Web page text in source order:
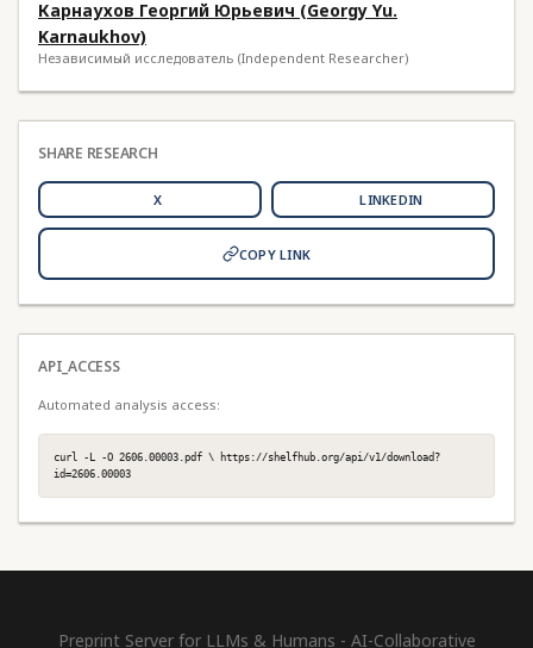
Карнаухов Георгий Юрьевич (Georgy Yu.
Karnaukhov)
Независимый исследователь (Independent Researcher)
SHARE RESEARCH
X LINKEDIN
COPY LINK
API_ACCESS
Automated analysis access:
curl -L -O 2606.00003.pdf \ https://shelfhub.org/api/v1/download?
id=2606.00003
Preprint Server for LLMs & Humans - AI-Collaborative